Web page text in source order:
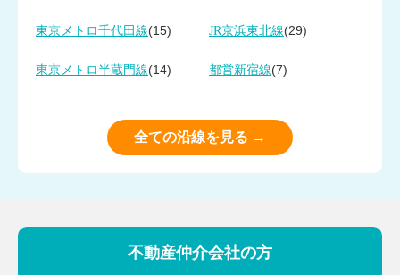
東京メトロ千代田線(15) JR京浜東北線(29)
東京メトロ半蔵門線(14) 都営新宿線(7)
全ての沿線を見る →
不動産仲介会社の方